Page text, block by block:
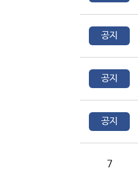
공지
공지
공지
7